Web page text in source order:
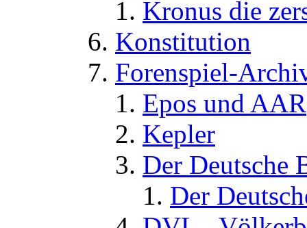
Kronus die
Konstitution
Forenspiel-
Epos und AAR
Kepler
Der Deutsche
Der